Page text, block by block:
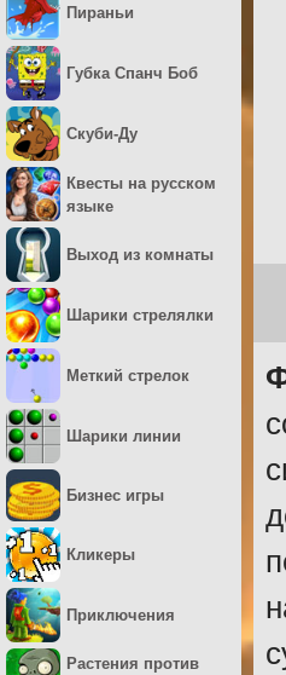
Пираньи
Губка Спанч Боб
Скуби-Ду
Квесты на русском
языке
Выход из комнаты
Шарики стрелялки
Меткий стрелок
Шарики линии
Бизнес игры
Кликеры
Приключения
Растения против